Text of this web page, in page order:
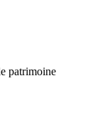
patrimoine